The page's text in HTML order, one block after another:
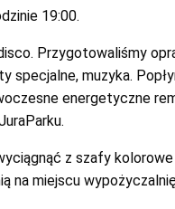
19:00.
Przygotowaliśmy
specjalne, muzyka.
energetyczne
z szafy
na miejscu